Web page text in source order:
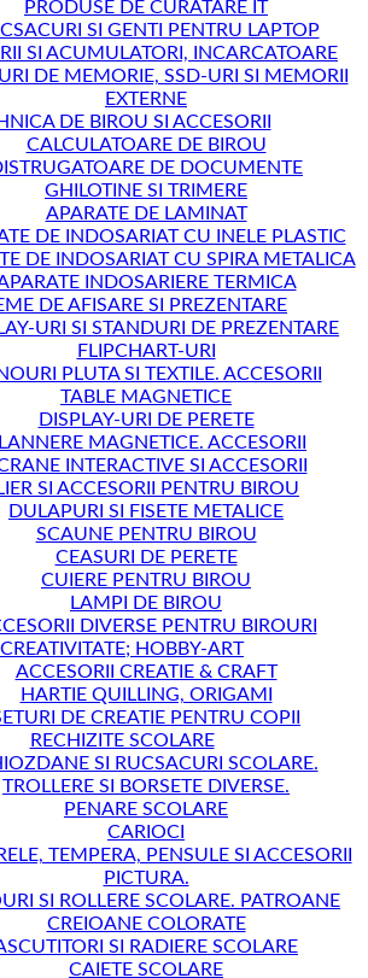
PRODUSE DE CURATARE IT
SI GENTI PENTRU LAPTOP
SI ACUMULATORI, INCARCATOARE
DE MEMORIE, SSD-URI SI MEMORII
EXTERNE
DE BIROU SI ACCESORII
CALCULATOARE DE BIROU
DE DOCUMENTE
GHILOTINE SI TRIMERE
APARATE DE LAMINAT
DE INDOSARIAT CU INELE PLASTIC
DE INDOSARIAT CU SPIRA METALICA
INDOSARIERE TERMICA
DE AFISARE SI PREZENTARE
URI SI STANDURI DE PREZENTARE
FLIPCHART-URI
PLUTA SI TEXTILE. ACCESORII
TABLE MAGNETICE
DISPLAY-URI DE PERETE
MAGNETICE. ACCESORII
INTERACTIVE SI ACCESORII
SI ACCESORII PENTRU BIROU
DULAPURI SI FISETE METALICE
SCAUNE PENTRU BIROU
CEASURI DE PERETE
CUIERE PENTRU BIROU
LAMPI DE BIROU
DIVERSE PENTRU BIROURI
CREATIVITATE; HOBBY-ART
ACCESORII CREATIE & CRAFT
HARTIE QUILLING, ORIGAMI
DE CREATIE PENTRU COPII
RECHIZITE SCOLARE
SI RUCSACURI SCOLARE.
TROLLERE SI BORSETE DIVERSE.
PENARE SCOLARE
CARIOCI
TEMPERA, PENSULE SI ACCESORII
PICTURA.
SI ROLLERE SCOLARE. PATROANE
CREIOANE COLORATE
SI RADIERE SCOLARE
CAIETE SCOLARE